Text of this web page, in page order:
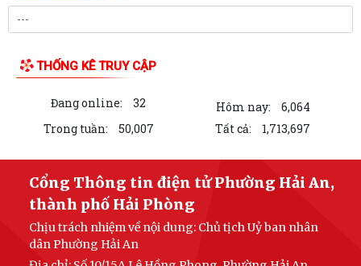
THỐNG KÊ TRUY CẬP
Đang online: 32 Hôm nay:
6,064
Trong tuần:
50,007 Tất cả: 1,713,697
Cổng Thông tin điện tử Phường Hải An,
thành phố Hải Phòng
Chịu trách nhiệm về nội dung: Chủ tịch Uỷ ban nhân
dân Phường Hải An